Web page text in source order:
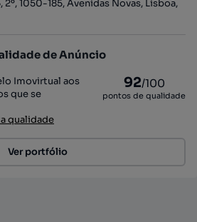
1050-185, Avenidas Novas, Lisboa,
de Anúncio
Imovirtual aos
que se
qualidade
92/100
pontos de qualidade
Ver portfólio